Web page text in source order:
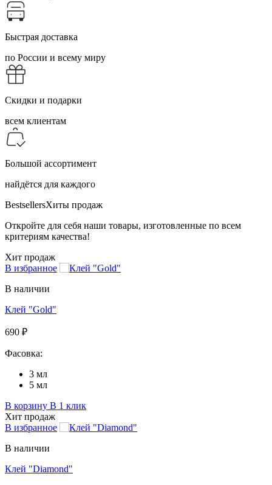
Быстрая доставка
по России и всему миру
Скидки и подарки
всем клиентам
Большой ассортимент
найдётся для каждого
BestsellersХиты продаж
Откройте для себя наши товары, изготовленные по всем
критериям качества!
Хит продаж
В избранное
В наличии
Клей "Gold"
690 ₽
Фасовка:
3 мл
5 мл
В корзину В 1 клик
Хит продаж
В избранное
В наличии
Клей "Diamond"